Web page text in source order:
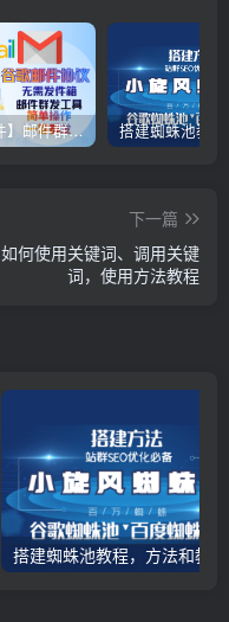
【谷歌邮件】邮件群发协议软件,日发十万稳定收件不垃圾箱，已稳定收件4年之久【谷歌邮件协议
下一篇
如何使用关键词、调用关键
词，使用方法教程
搭建蜘蛛池教程，方法和教程